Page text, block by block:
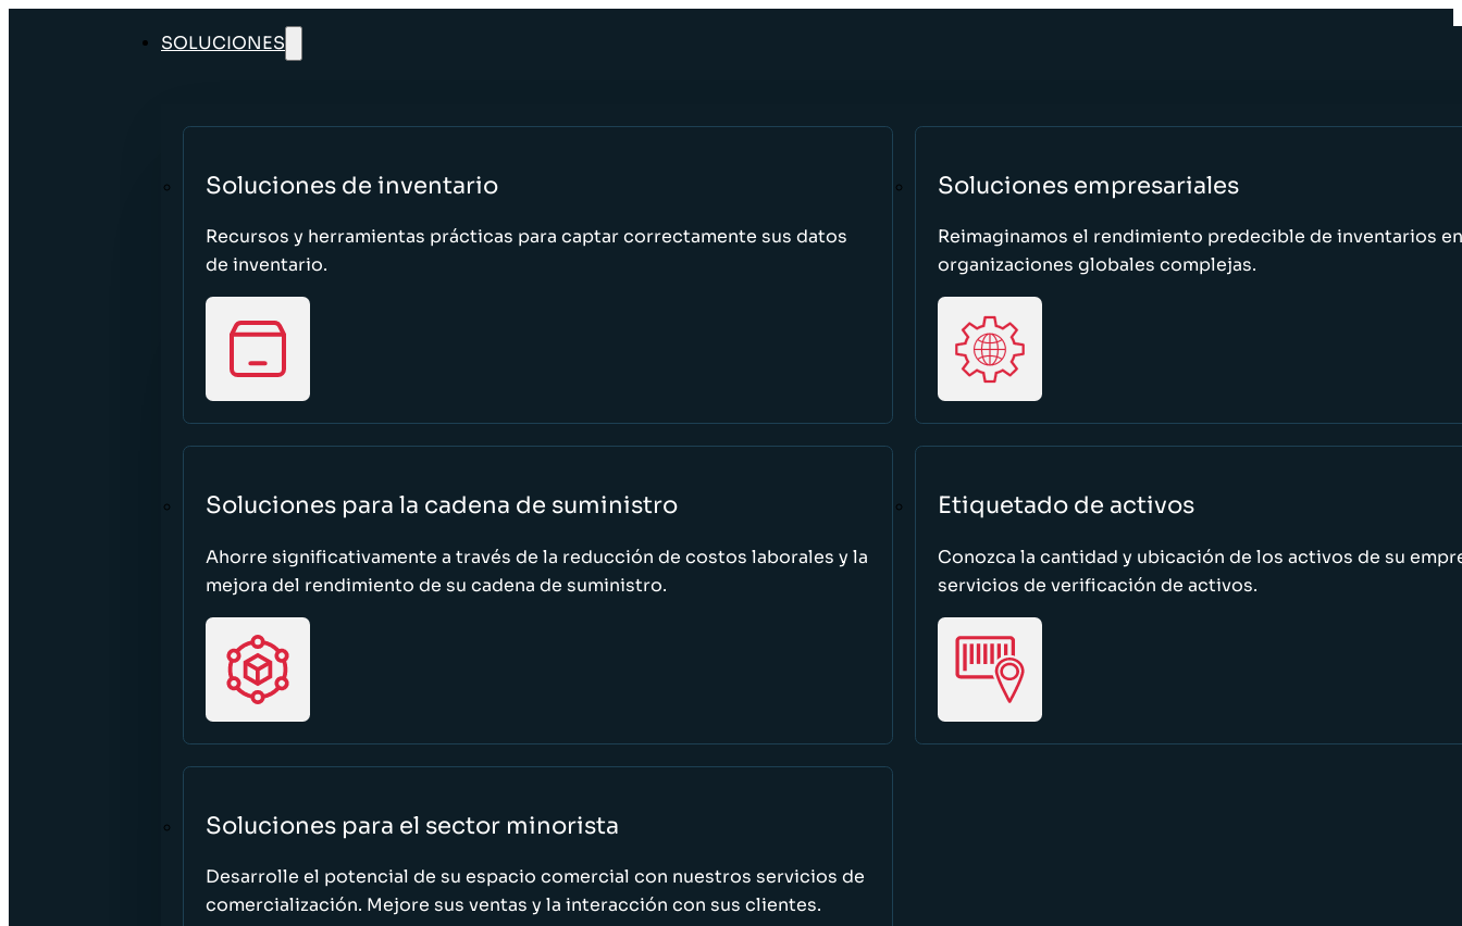
SOLUCIONES
Soluciones de inventario
Recursos y herramientas prácticas para captar correctamente sus datos
de inventario.
Soluciones empresariales
Reimaginamos el rendimiento predecible de inventarios en
organizaciones globales complejas.
Soluciones para la cadena de suministro
Ahorre significativamente a través de la reducción de costos laborales y la
mejora del rendimiento de su cadena de suministro.
Etiquetado de activos
Conozca la cantidad y ubicación de los activos de su
servicios de verificación de activos.
Soluciones para el sector minorista
Desarrolle el potencial de su espacio comercial con nuestros servicios de
comercialización. Mejore sus ventas y la interacción con sus clientes.